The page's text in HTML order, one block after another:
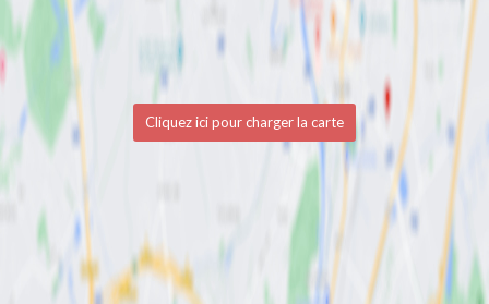
Cliquez ici pour charger la carte